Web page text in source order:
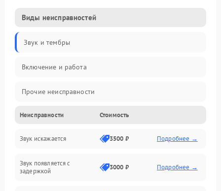
Виды неисправностей
Звук и тембры
Включение и работа
Прочие неисправности
Управление и электроника
Клавиатура
Подключения и интерфейсы
Неисправности Стоимость
Звук искажается 3500 ₽ Подробнее →
Звук появляется с
задержкой
3000 ₽ Подробнее →